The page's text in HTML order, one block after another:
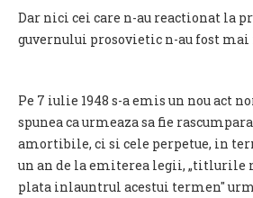
Dar nici cei care n-au reactionat la
guvernului prosovietic n-au fost mai
Pe 7 iulie 1948 s-a emis un nou act
spunea ca urmeaza sa fie
amortibile, ci si cele perpetue, in
un an de la emiterea legii, „titlurile
plata inlauntrul acestui termen"